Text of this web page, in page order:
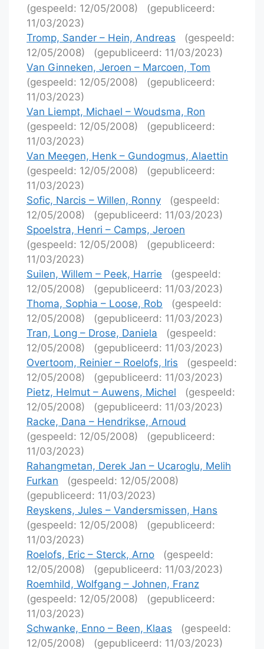
(gespeeld: 12/05/2008)
(gepubliceerd:
11/03/2023)
Tromp, Sander – Hein, Andreas
(gespeeld:
12/05/2008)
(gepubliceerd: 11/03/2023)
Van Ginneken, Jeroen – Marcoen, Tom
(gespeeld: 12/05/2008)
(gepubliceerd:
11/03/2023)
Van Liempt, Michael – Woudsma, Ron
(gespeeld: 12/05/2008)
(gepubliceerd:
11/03/2023)
Van Meegen, Henk – Gundogmus, Alaettin
(gespeeld: 12/05/2008)
(gepubliceerd:
11/03/2023)
Sofic, Narcis – Willen, Ronny
(gespeeld:
12/05/2008)
(gepubliceerd: 11/03/2023)
Spoelstra, Henri – Camps, Jeroen
(gespeeld: 12/05/2008)
(gepubliceerd:
11/03/2023)
Suilen, Willem – Peek, Harrie
(gespeeld:
12/05/2008)
(gepubliceerd: 11/03/2023)
Thoma, Sophia – Loose, Rob
(gespeeld:
12/05/2008)
(gepubliceerd: 11/03/2023)
Tran, Long – Drose, Daniela
(gespeeld:
12/05/2008)
(gepubliceerd: 11/03/2023)
Overtoom, Reinier – Roelofs, Iris
(gespeeld:
12/05/2008)
(gepubliceerd: 11/03/2023)
Pietz, Helmut – Auwens, Michel
(gespeeld:
12/05/2008)
(gepubliceerd: 11/03/2023)
Racke, Dana – Hendrikse, Arnoud
(gespeeld: 12/05/2008)
(gepubliceerd:
11/03/2023)
Rahangmetan, Derek Jan – Ucaroglu, Melih
Furkan
(gespeeld: 12/05/2008)
(gepubliceerd: 11/03/2023)
Reyskens, Jules – Vandersmissen, Hans
(gespeeld: 12/05/2008)
(gepubliceerd:
11/03/2023)
Roelofs, Eric – Sterck, Arno
(gespeeld:
12/05/2008)
(gepubliceerd: 11/03/2023)
Roemhild, Wolfgang – Johnen, Franz
(gespeeld: 12/05/2008)
(gepubliceerd:
11/03/2023)
Schwanke, Enno – Been, Klaas
(gespeeld:
12/05/2008)
(gepubliceerd: 11/03/2023)